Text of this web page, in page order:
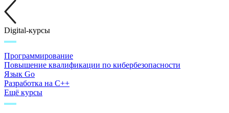
Digital-курсы
Программирование
Повышение квалификации по кибербезопасности
Язык Go
Разработка на C++
Ещё курсы